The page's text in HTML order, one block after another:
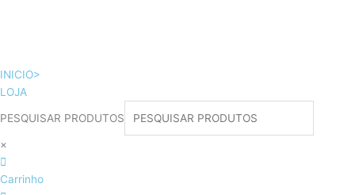
INICIO>
LOJA
PESQUISAR PRODUTOS
×
Carrinho